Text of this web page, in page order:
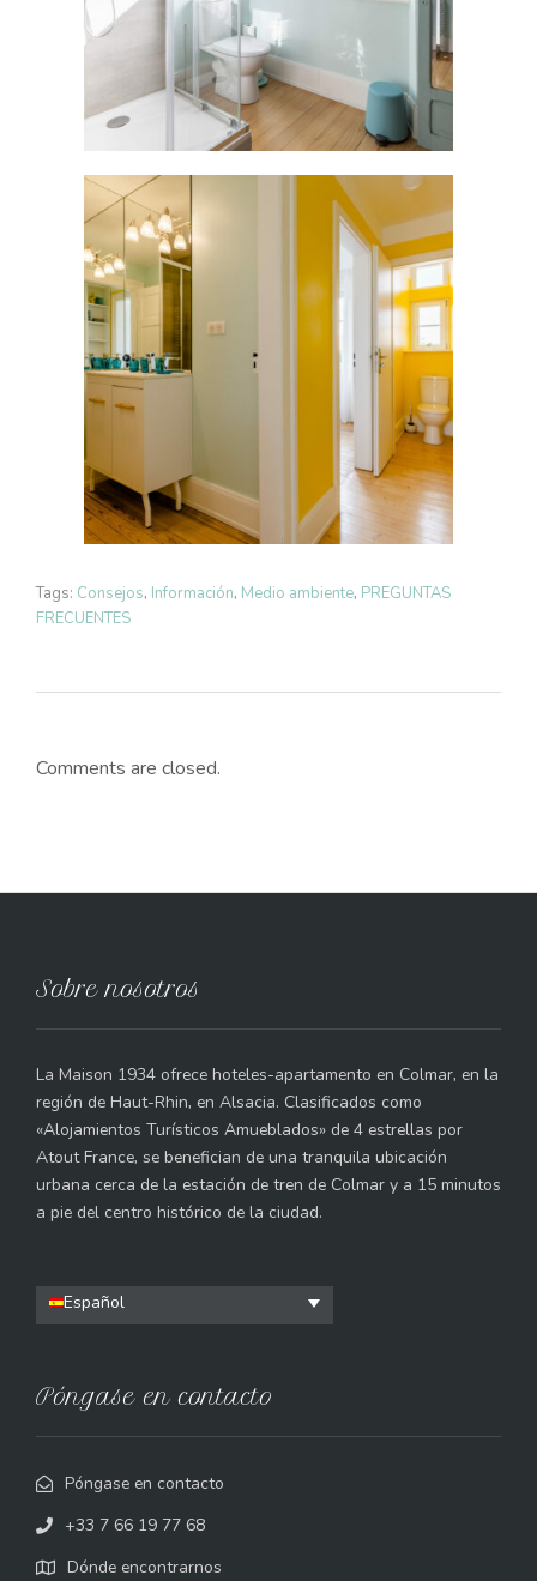
Tags: Consejos, Información, Medio ambiente, PREGUNTAS
FRECUENTES
Comments are closed.
Sobre nosotros
La Maison 1934 ofrece hoteles-apartamento en Colmar, en la
región de Haut-Rhin, en Alsacia. Clasificados como
«Alojamientos Turísticos Amueblados» de 4 estrellas por
Atout France, se benefician de una tranquila ubicación
urbana cerca de la estación de tren de Colmar y a 15 minutos
a pie del centro histórico de la ciudad.
Español
Póngase en contacto
Póngase en contacto
+33 7 66 19 77 68
Dónde encontrarnos